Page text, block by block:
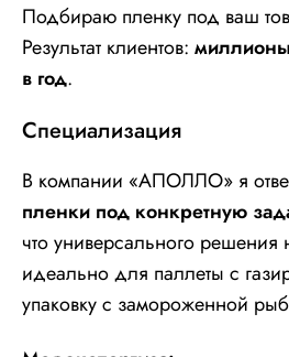
Подбираю пленку под ваш
Результат клиентов:
в год.
Специализация
В компании «АПОЛЛО» я
пленки под конкретную
что универсального решения
идеально для паллеты с
упаковку с замороженной